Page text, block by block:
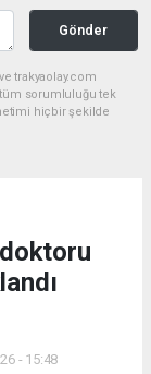
Gönder
trakyaolay.com
tüm sorumluluğu tek
hiçbir şekilde
- 15:48